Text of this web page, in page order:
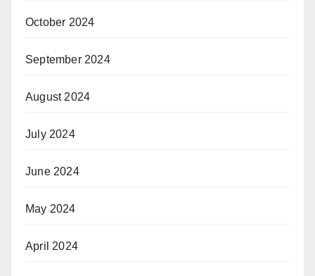
October 2024
September 2024
August 2024
July 2024
June 2024
May 2024
April 2024